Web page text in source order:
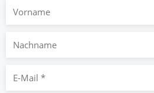
Nachname
Mail